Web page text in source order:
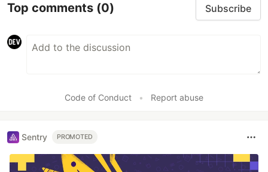
Top comments (0) Subscribe
Code of Conduct • Report abuse
Sentry PROMOTED